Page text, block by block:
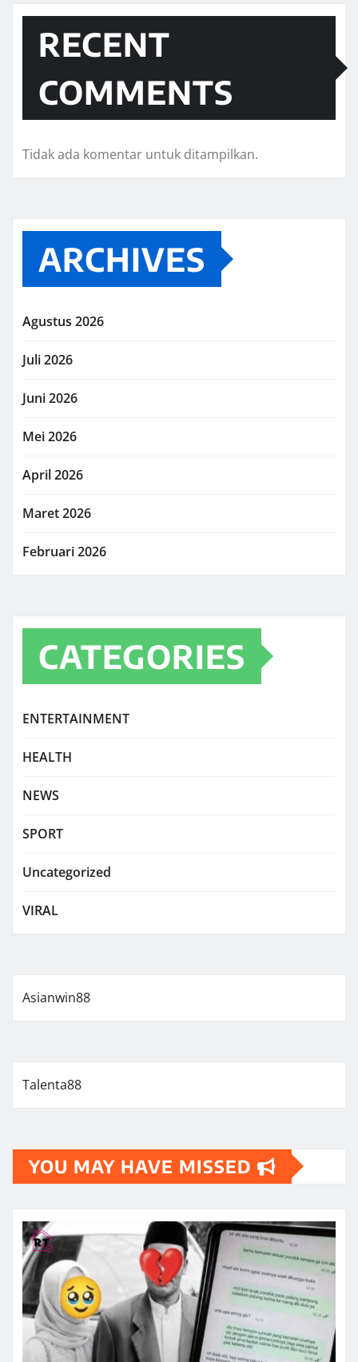
RECENT
COMMENTS
Tidak ada komentar untuk ditampilkan.
ARCHIVES
Agustus 2026
Juli 2026
Juni 2026
Mei 2026
April 2026
Maret 2026
Februari 2026
CATEGORIES
ENTERTAINMENT
HEALTH
NEWS
SPORT
Uncategorized
VIRAL
Asianwin88
Talenta88
YOU MAY HAVE MISSED